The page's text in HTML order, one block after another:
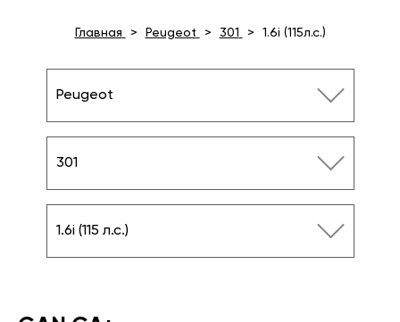
Главная Peugeot 301 1.6i (115л.с.)
Peugeot
301
1.6i (115 л.с.)